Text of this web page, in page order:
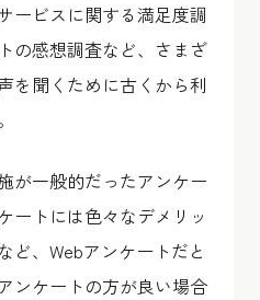
ービスに関する満足度調
の感想調査など、さまざ
を聞くために古くから利
が一般的だったアンケー
ートには色々なデメリッ
ど、Webアンケートだと
ンケートの方が良い場合